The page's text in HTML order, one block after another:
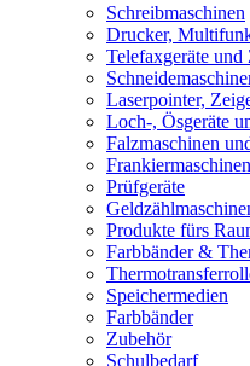
Schreibmaschinen
Drucker,
Telefaxgeräte und
Laserpointer,
Loch-, Ösgeräte
Falzmaschinen
Prüfgeräte
Produkte fürs
Farbbänder &
Speichermedien
Farbbänder
Zubehör
Schulbedarf